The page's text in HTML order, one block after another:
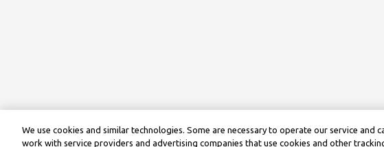
We use cookies and similar technologies. Some are necessary to operate our service and
work with service providers and advertising companies that use cookies and other